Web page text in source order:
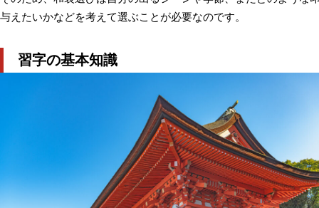
与えたいかなどを考えて選ぶことが必要なのです。
習字の基本知識